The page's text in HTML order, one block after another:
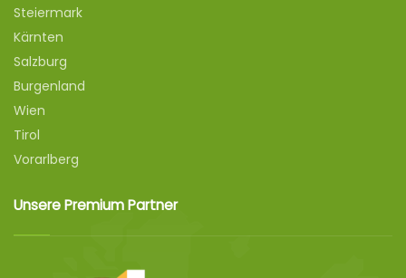
Steiermark
Kärnten
Salzburg
Burgenland
Wien
Tirol
Vorarlberg
Unsere Premium Partner